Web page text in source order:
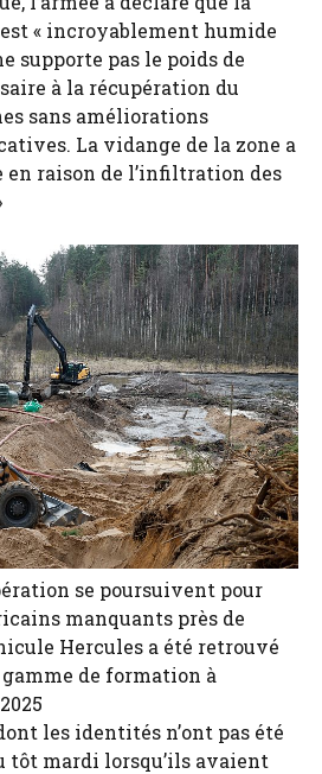
« incroyablement humide
supporte pas le poids de
à la récupération du
sans améliorations
La vidange de la zone a
raison de l’infiltration des
se poursuivent pour
manquants près de
Hercules a été retrouvé
de formation à
les identités n’ont pas été
tôt mardi lorsqu’ils avaient